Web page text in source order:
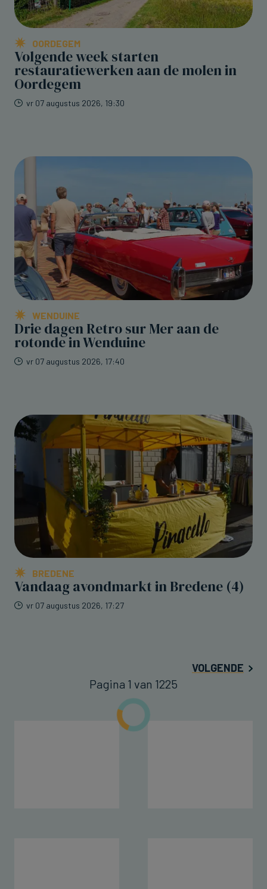
OORDEGEM
Volgende week starten
restauratiewerken aan de molen in
Oordegem
vr 07 augustus 2026, 19:30
WENDUINE
Drie dagen Retro sur Mer aan de
rotonde in Wenduine
vr 07 augustus 2026, 17:40
BREDENE
Vandaag avondmarkt in Bredene (4)
vr 07 augustus 2026, 17:27
VOLGENDE
Pagina 1 van 1225